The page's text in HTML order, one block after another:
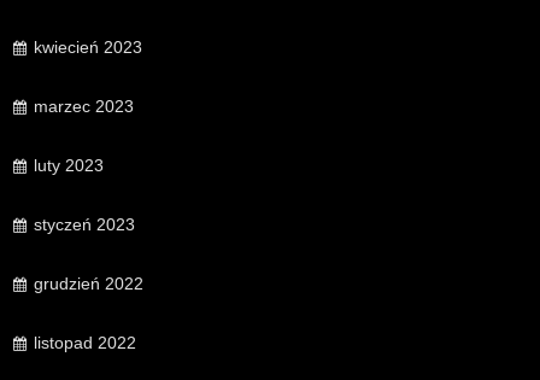
kwiecień 2023
marzec 2023
luty 2023
styczeń 2023
grudzień 2022
listopad 2022